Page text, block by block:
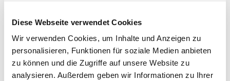
Diese Webseite verwendet Cookies
Wir verwenden Cookies, um Inhalte und Anzeigen zu
personalisieren, Funktionen für soziale Medien anbieten
zu können und die Zugriffe auf unsere Website zu
analysieren. Außerdem geben wir Informationen zu Ihrer